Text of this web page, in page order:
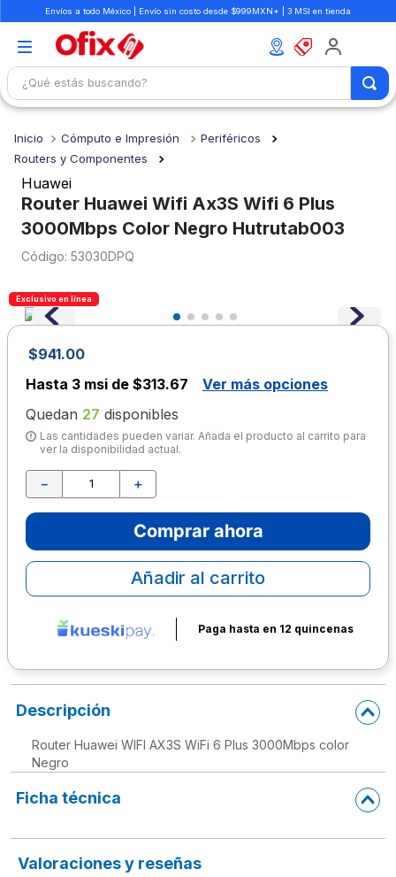
Envíos a todo México | Envío sin costo desde $999MXN* | 3 MSI en tienda
¿Qué estás buscando?
Cómputo e Impresión
Periféricos
Routers y Componentes
Huawei
Router Huawei Wifi Ax3S Wifi 6 Plus
3000Mbps Color Negro Hutrutab003
: 53030DPQ
Exclusivo en línea
$941.00
Hasta 3 msi de $313.67
Ver más opciones
Quedan 27 disponibles
Las cantidades pueden variar. Añada el producto al carrito para
ver la disponibilidad actual.
＋
－
Comprar ahora
Añadir al carrito
Paga hasta en 12 quincenas
Descripción
Router Huawei WIFI AX3S WiFi 6 Plus 3000Mbps color
Negro
Ficha técnica
Valoraciones y reseñas
1.
mochilas
2.
libretas
3.
cuaderno
4.
cuadernos
colores
6.
boligrafo
7.
lapiz
8.
escritorio
9 .
sacapuntas
10. escolar